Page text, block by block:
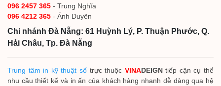
096 2457 365 - Trung Nghĩa
096 4212 365 - Ánh Duyên
Chi nhánh Đà Nẵng: 61 Huỳnh Lý, P. Thuận Phước, Q.
Hải Châu, Tp. Đà Nẵng
Trung tâm in kỹ thuật sốtrực thuộc VINADEIGNtiếp cận cụ thể
nhu cầu thiết kế và in ấn của khách hàng nhanh dễ dàng qua hệ